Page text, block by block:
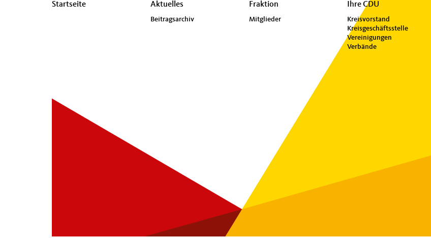
Seitenübersicht
Startseite Aktuelles
Beitragsarchiv
Fraktion
Mitglieder
Ihre CDU
Kreisvorstand
Kreisgeschäftsstelle
Vereinigungen
Verbände